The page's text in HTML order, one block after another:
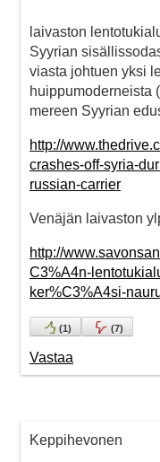
laivaston
Syyrian
viasta johtuen yksi
huippumoderneista
mereen Syyrian
http://
crashes-off-syria-
russian-carrier
Venäjän laivaston
http://
C3%A4n-
ker%C3%A4si-
(1) (7)
Vastaa
Keppihevonen